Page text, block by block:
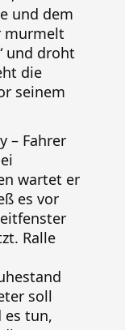
und dem
murmelt
und droht
die
seinem
– Fahrer
wartet er
es vor
Ralle
soll
es tun,